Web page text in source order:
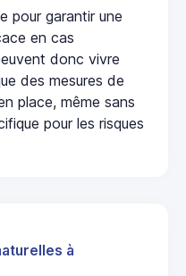
pour garantir une
en cas
donc vivre
des mesures de
place, même sans
pour les risques
à